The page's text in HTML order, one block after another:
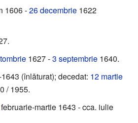
1606 -26 decembrie 1622
1627 -3 septembrie 1640.
(înlǎturat); decedat: 12 martie
/ 1955.
martie 1643 - cca. iulie